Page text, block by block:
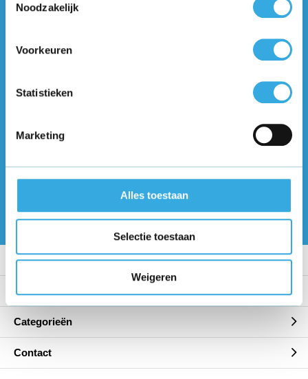
Noodzakelijk
Voorkeuren
Statistieken
Marketing
Alles toestaan
Selectie toestaan
Weigeren
Vragen of meer informatie?
klantenservice staat voor je klaar :)
Ontvang de nieuwste aanbiedingen en
* Lees hier de wettelijke beperkingen
Klantenservice
Mijn account
Categorieën
Contact